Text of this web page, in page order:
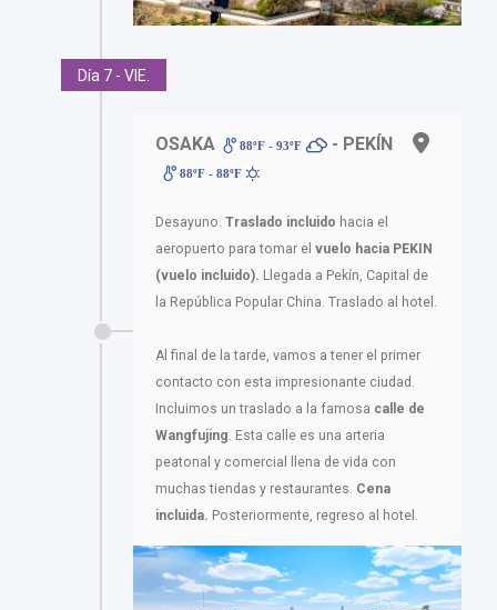
Día 7 - VIE.
OSAKA 88ºF - 93ºF - PEKÍN
88ºF - 88ºF
Desayuno. Traslado incluido hacia el
aeropuerto para tomar el vuelo hacia PEKIN
(vuelo incluido). Llegada a Pekín, Capital de
la República Popular China. Traslado al hotel.
Al final de la tarde, vamos a tener el primer
contacto con esta impresionante ciudad.
Incluimos un traslado a la famosa calle de
Wangfujing . Esta calle es una arteria
peatonal y comercial llena de vida con
muchas tiendas y restaurantes. Cena
incluida. Posteriormente, regreso al hotel.